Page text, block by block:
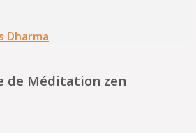
Dharma
de Méditation zen